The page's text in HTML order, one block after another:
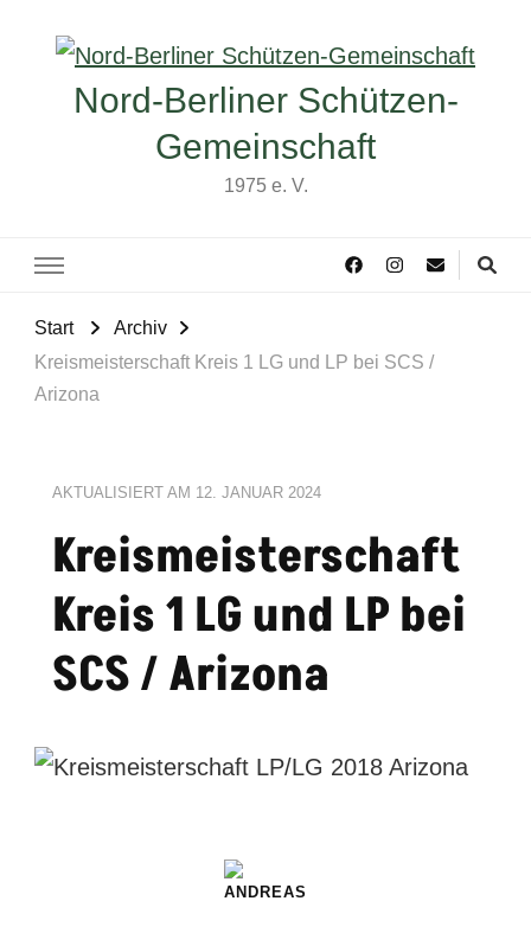
Nord-Berliner Schützen-
Gemeinschaft
1975 e. V.
Start
Archiv
Kreismeisterschaft Kreis 1 LG und LP bei SCS /
Arizona
AKTUALISIERT AM 12. JANUAR 2024
Kreismeisterschaft
Kreis 1 LG und LP bei
SCS / Arizona